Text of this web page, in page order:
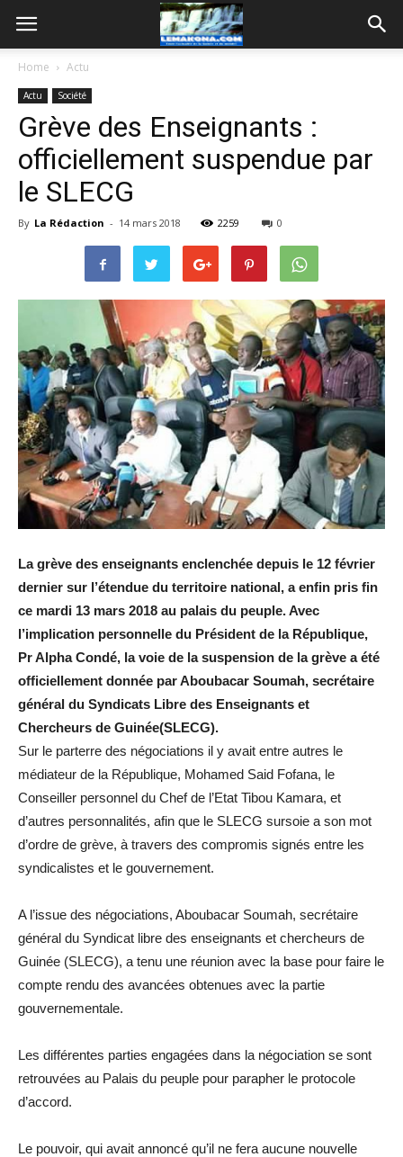
Home Actu
Actu Société
Grève des Enseignants :
officiellement suspendue par
le SLECG
By La Rédaction - 14 mars 2018 2259 0
La grève des enseignants enclenchée depuis le 12 février
dernier sur l’étendue du territoire national, a enfin pris fin
ce mardi 13 mars 2018 au palais du peuple. Avec
l’implication personnelle du Président de la République,
Pr Alpha Condé, la voie de la suspension de la grève a été
officiellement donnée par Aboubacar Soumah, secrétaire
général du Syndicats Libre des Enseignants et
Chercheurs de Guinée(SLECG).
Sur le parterre des négociations il y avait entre autres le
médiateur de la République, Mohamed Said Fofana, le
Conseiller personnel du Chef de l’Etat Tibou Kamara, et
d’autres personnalités, afin que le SLECG sursoie a son mot
d’ordre de grève, à travers des compromis signés entre les
syndicalistes et le gouvernement.
A l’issue des négociations, Aboubacar Soumah, secrétaire
général du Syndicat libre des enseignants et chercheurs de
Guinée (SLECG), a tenu une réunion avec la base pour faire le
compte rendu des avancées obtenues avec la partie
gouvernementale.
Les différentes parties engagées dans la négociation se sont
retrouvées au Palais du peuple pour parapher le protocole
d’accord.
Le pouvoir, qui avait annoncé qu’il ne fera aucune nouvelle